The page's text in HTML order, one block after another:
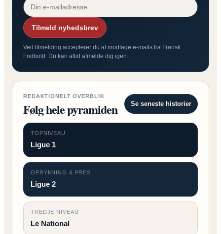
Tilmeld nyhedsbrev
Ved tilmelding accepterer du at modtage e-mails fra Fransk
Fodbold. Du kan altid afmelde dig igen.
REDAKTIONELT OVERBLIK
Følg hele pyramiden Se seneste historier
TOPNIVEAU
Ligue 1
OPRYKNING & PRES
Ligue 2
TREDJE NIVEAU
Le National